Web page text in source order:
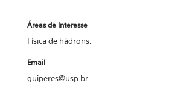
Áreas de Interesse
Física de hádrons.
Email
guiperes@usp.br